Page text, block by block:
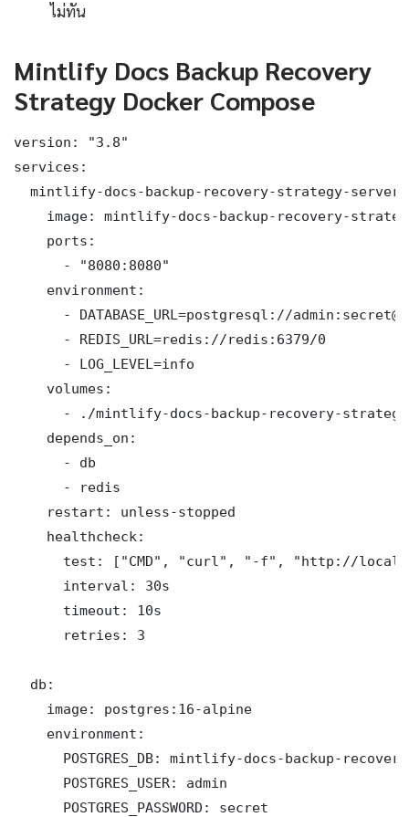
ไม่ทัน
Mintlify Docs Backup Recovery
Strategy Docker Compose
version: "3.8"
services:
  mintlify-docs-backup-recovery-strategy-server:
image: mintlify-docs-backup-recovery-
    ports:
      - "8080:8080"
    environment:
- DATABASE_URL=postgresql://
      - REDIS_URL=redis://redis:6379/0
      - LOG_LEVEL=info
    volumes:
- ./mintlify-docs-backup-recovery-
    depends_on:
      - db
      - redis
    restart: unless-stopped
    healthcheck:
test: ["CMD", "curl", "-f", "http://
      interval: 30s
      timeout: 10s
      retries: 3
  db:
    image: postgres:16-alpine
    environment:
POSTGRES_DB: mintlify-docs-backup-
      POSTGRES_USER: admin
      POSTGRES_PASSWORD: secret